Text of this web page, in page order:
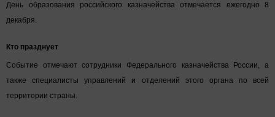
День образования российского казначейства отмечается ежегодно 8
декабря.
Кто празднует
Событие отмечают сотрудники Федерального казначейства России, а
также специалисты управлений и отделений этого органа по всей
территории страны.